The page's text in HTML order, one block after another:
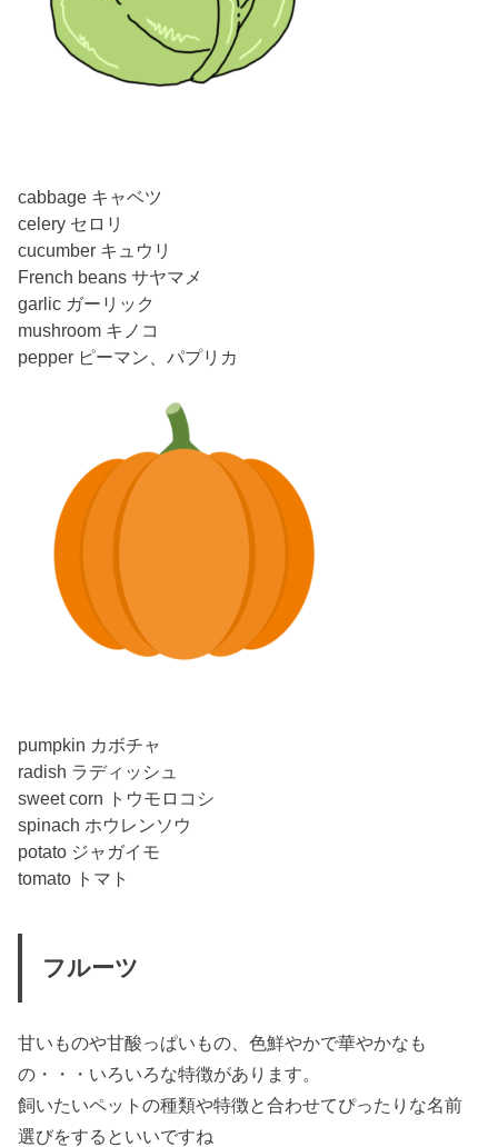
cabbage キャベツ
celery セロリ
cucumber キュウリ
French beans サヤマメ
garlic ガーリック
mushroom キノコ
pepper ピーマン、パプリカ
pumpkin カボチャ
radish ラディッシュ
sweet corn トウモロコシ
spinach ホウレンソウ
potato ジャガイモ
tomato トマト
フルーツ
甘いものや甘酸っぱいもの、色鮮やかで華やかなも
の・・・いろいろな特徴があります。
飼いたいペットの種類や特徴と合わせてぴったりな名前
選びをするといいですね